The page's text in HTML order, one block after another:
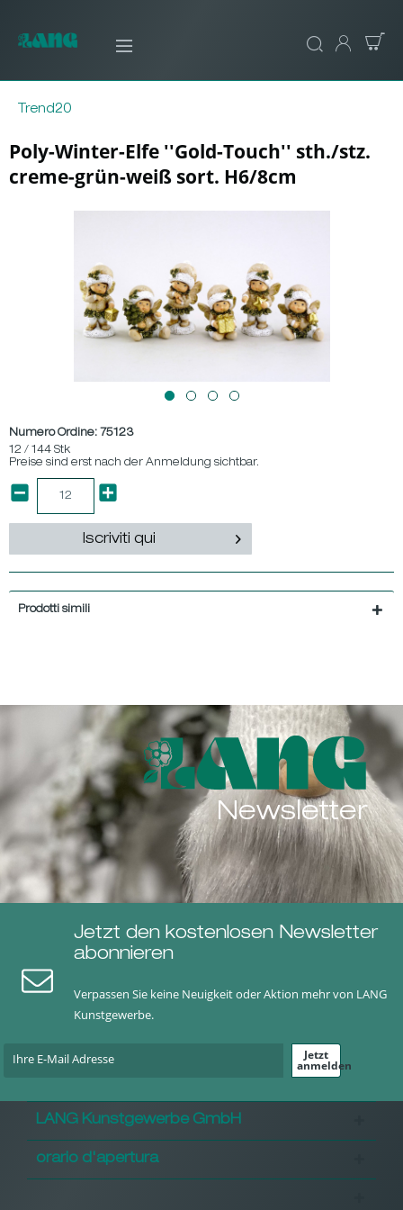
Trend20
Poly-Winter-Elfe ''Gold-Touch'' sth./stz.
creme-grün-weiß sort. H6/8cm
Numero Ordine: 75123
12 / 144 Stk
Preise sind erst nach der Anmeldung sichtbar.
Iscriviti qui
Prodotti simili
Newsletter
Jetzt den kostenlosen Newsletter
abonnieren
Verpassen Sie keine Neuigkeit oder Aktion mehr von LANG
Kunstgewerbe.
Jetzt
anmelden
LANG Kunstgewerbe GmbH
orario d'apertura